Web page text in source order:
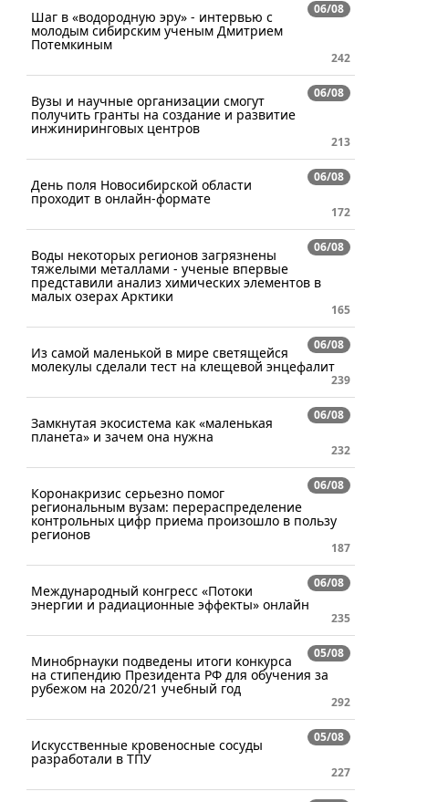
06/08
Шаг в «водородную эру» - интервью с
молодым сибирским ученым Дмитрием
Потемкиным
242
06/08
Вузы и научные организации смогут
получить гранты на создание и развитие
инжиниринговых центров
213
06/08
День поля Новосибирской области
проходит в онлайн-формате
172
06/08
Воды некоторых регионов загрязнены
тяжелыми металлами - ученые впервые
представили анализ химических элементов в
малых озерах Арктики
165
06/08
Из самой маленькой в мире светящейся
молекулы сделали тест на клещевой энцефалит
239
06/08
Замкнутая экосистема как «маленькая
планета» и зачем она нужна
232
06/08
Коронакризис серьезно помог
региональным вузам: перераспределение
контрольных цифр приема произошло в пользу
регионов
187
06/08
Международный конгресс «Потоки
энергии и радиационные эффекты» онлайн
235
05/08
Минобрнауки подведены итоги конкурса
на стипендию Президента РФ для обучения за
рубежом на 2020/21 учебный год
292
05/08
Искусственные кровеносные сосуды
разработали в ТПУ
227